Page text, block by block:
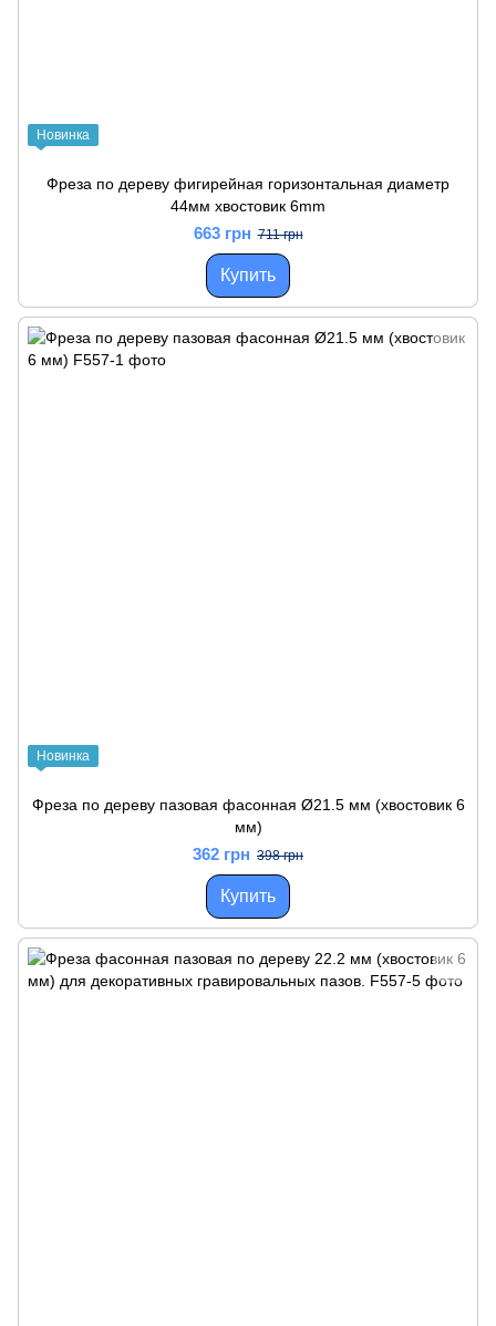
Новинка
Фреза по дереву фигирейная горизонтальная диаметр
44мм хвостовик 6mm
663 грн 711 грн
Купить
Новинка
Фреза по дереву пазовая фасонная Ø21.5 мм (хвостовик 6
мм)
362 грн 398 грн
Купить